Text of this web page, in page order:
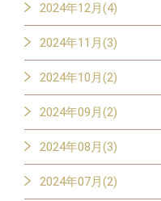
2024年12月(4)
2024年11月(3)
2024年10月(2)
2024年09月(2)
2024年08月(3)
2024年07月(2)